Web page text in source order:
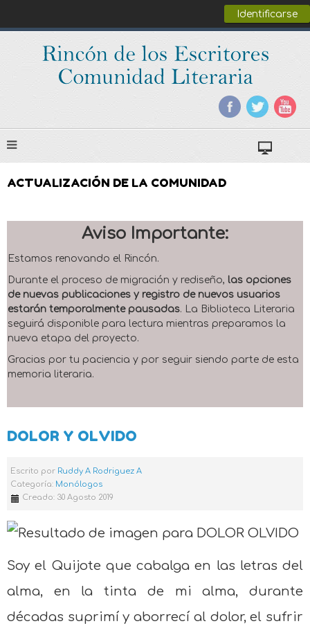
Identificarse
ACTUALIZACIÓN DE LA COMUNIDAD
Aviso Importante:
Estamos renovando el Rincón.
Durante el proceso de migración y rediseño, las opciones
de nuevas publicaciones y registro de nuevos usuarios
estarán temporalmente pausadas. La Biblioteca Literaria
seguirá disponible para lectura mientras preparamos la
nueva etapa del proyecto.
Gracias por tu paciencia y por seguir siendo parte de esta
memoria literaria.
DOLOR Y OLVIDO
Escrito por Ruddy A Rodriguez A
Categoría: Monólogos
Creado: 30 Agosto 2019
Soy el Quijote que cabalga en las letras del
alma, en la tinta de mi alma, durante
décadas suprimí y aborrecí al dolor, el sufrir